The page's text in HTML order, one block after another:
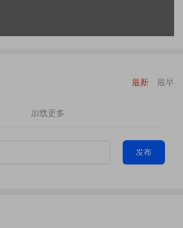
最新 最早
加载更多
发布